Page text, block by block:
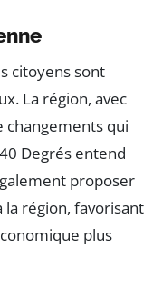
citoyens sont
La région, avec
changements qui
Degrés entend
proposer
la région, favorisant
plus